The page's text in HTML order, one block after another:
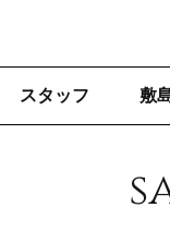
スタッフ 敷